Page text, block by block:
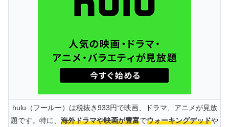
hulu（フールー）は税抜き933円で映画、ドラマ、アニメが見放
題です。特に、 海外ドラマや映画が豊富でウォーキングデッドや